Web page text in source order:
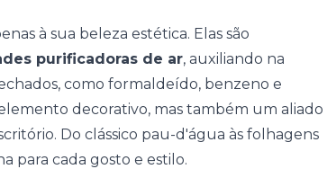
à sua beleza estética. Elas são
purificadoras de ar, auxiliando na
como formaldeído, benzeno e
decorativo, mas também um aliado
Do clássico pau-d'água às folhagens
para cada gosto e estilo.